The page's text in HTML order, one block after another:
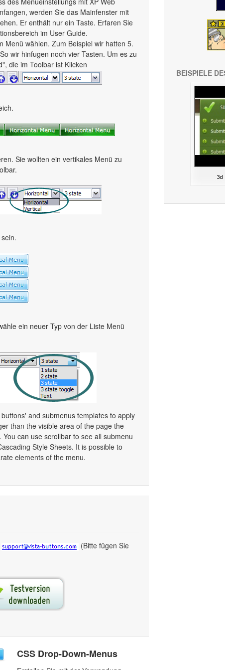
werden Sie das Mainfenster mit
Er enthält nur ein Taste. Erfaren Sie
im User Guide.
Menü wählen. Zum Beispiel wir hatten 5.
wir hinfugen noch vier Tasten. Um es zu
die im Toolbar ist Klicken
Sie wollten ein vertikales Menü zu
ein neuer Typ von der Liste Menü
and submenus templates to apply
than the visible area of the page the
can use scrollbar to see all submenu
Style Sheets. It is possible to
elements of the menu.
(Bitte fügen Sie
CSS Drop-Down-Menus
BEISPIELE